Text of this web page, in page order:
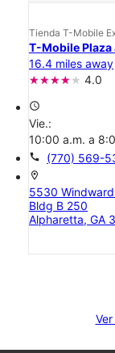
Tienda T-Mobile
T-Mobile
16.4 miles away
4.0
access_time
Vie.:
10:00 a.m. a
call (770) 569-
location_on
5530
Bldg B 250
Alpharetta, GA